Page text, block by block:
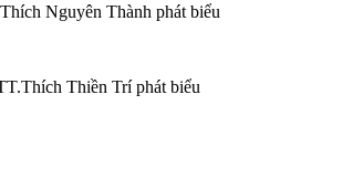
Nguyên Thành phát biểu
Thiền Trí phát biểu